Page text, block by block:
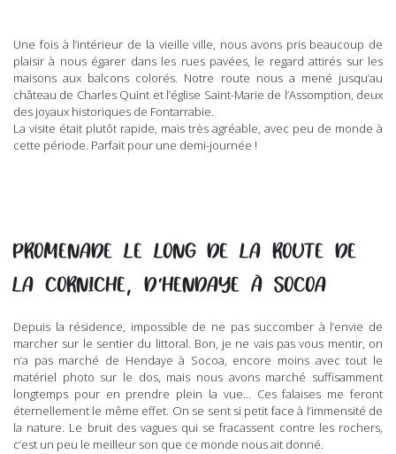
Une fois à l’intérieur de la vieille ville, nous avons pris beaucoup de
plaisir à nous égarer dans les rues pavées, le regard attirés sur les
maisons aux balcons colorés. Notre route nous a mené jusqu’au
château de Charles Quint et l’église Saint-Marie de l’Assomption, deux
des joyaux historiques de Fontarrabie.
La visite était plutôt rapide, mais très agréable, avec peu de monde à
cette période. Parfait pour une demi-journée !
PROMENADE LE LONG DE LA ROUTE DE
LA CORNICHE, D’HENDAYE À SOCOA
Depuis la résidence, impossible de ne pas succomber à l’envie de
marcher sur le sentier du littoral. Bon, je ne vais pas vous mentir, on
n’a pas marché de Hendaye à Socoa, encore moins avec tout le
matériel photo sur le dos, mais nous avons marché suffisamment
longtemps pour en prendre plein la vue… Ces falaises me feront
éternellement le même effet. On se sent si petit face à l’immensité de
la nature. Le bruit des vagues qui se fracassent contre les rochers,
c’est un peu le meilleur son que ce monde nous ait donné.